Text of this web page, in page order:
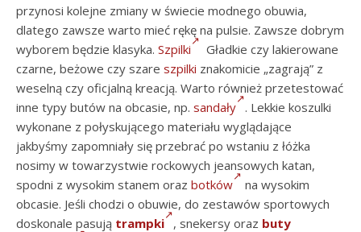
przynosi kolejne zmiany w świecie modnego obuwia,
dlatego zawsze warto mieć rękę na pulsie. Zawsze dobrym
wyborem będzie klasyka. Szpilki
Gładkie czy lakierowane
czarne, beżowe czy szare szpilki znakomicie „zagrają” z
weselną czy oficjalną kreacją. Warto również przetestować
inne typy butów na obcasie, np. sandały . Lekkie koszulki
wykonane z połyskującego materiału wyglądające
jakbyśmy zapomniały się przebrać po wstaniu z łóżka
nosimy w towarzystwie rockowych jeansowych katan,
spodni z wysokim stanem oraz botków
na wysokim
obcasie. Jeśli chodzi o obuwie, do zestawów sportowych
doskonale pasują trampki , snekersy oraz buty